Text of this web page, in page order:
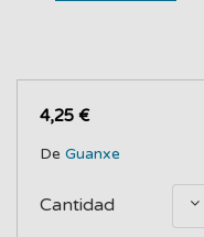
4,25 €
De Guanxe
Cantidad